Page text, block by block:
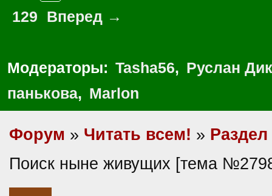
129
Вперед →
Модераторы: Tasha56, Руслан
панькова, Marlon
Форум » Читать всем! »
Поиск ныне живущих [тема